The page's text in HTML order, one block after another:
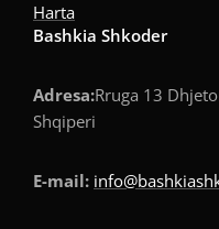
Harta
Bashkia Shkoder
Adresa:Rruga 13
Shqiperi
E-mail: